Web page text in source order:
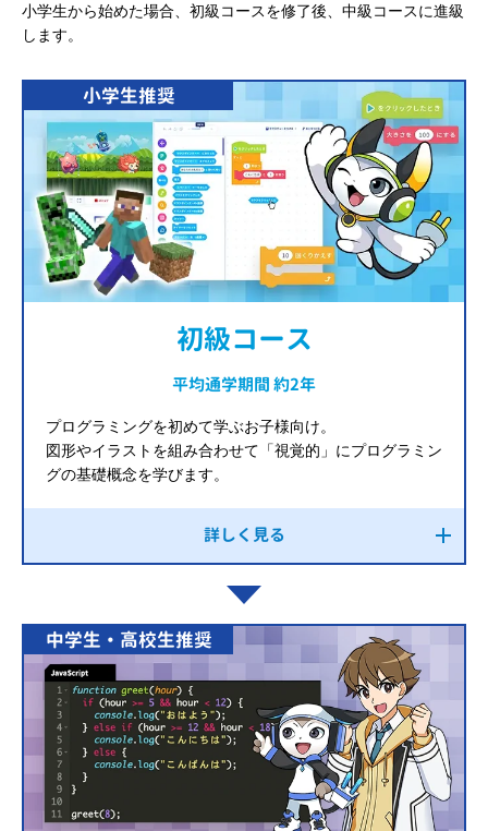
小学生から始めた場合、初級コースを修了後、中級コースに進級
します。
小学生推奨
初級コース
平均通学期間 約2年
プログラミングを初めて学ぶお子様向け。
図形やイラストを組み合わせて「視覚的」にプログラミン
グの基礎概念を学びます。
詳しく見る
中学生・高校生推奨